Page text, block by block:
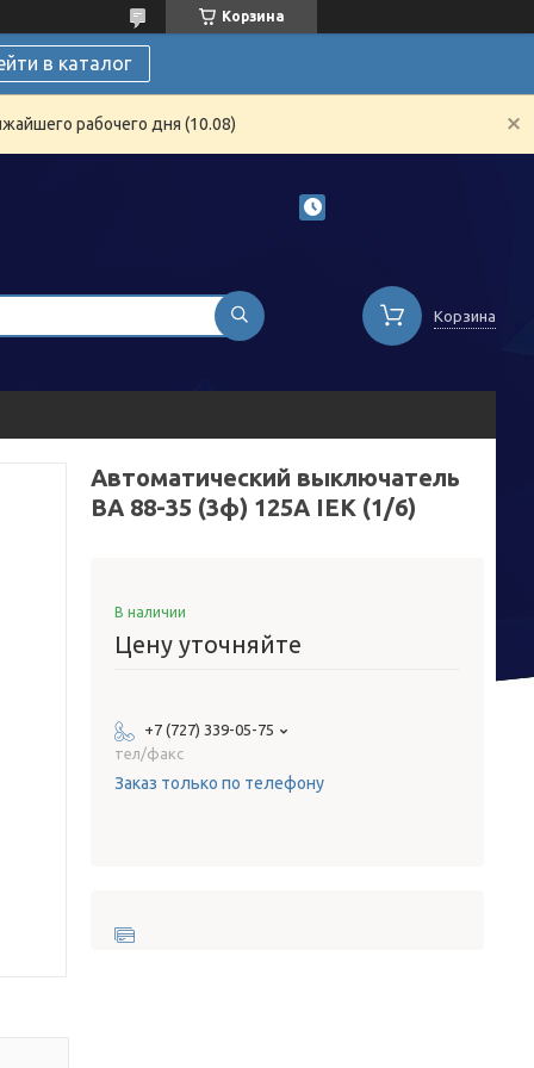
Корзина
в каталог
рабочего дня (10.08)
Корзина
Автоматический выключатель
ВА 88-35 (3ф) 125А IEK (1/6)
В наличии
Цену уточняйте
+7 (727) 339-05-75
тел/факс
Заказ только по телефону